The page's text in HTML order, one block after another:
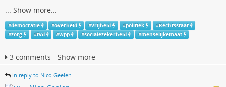
Show more...
#democratie #overheid #vrijheid #politiek #Rechtsstaat
#zorg #fvd #wpp #socialezekerheid #menselijkemaat
3 comments - Show more
in reply to Nico Geelen